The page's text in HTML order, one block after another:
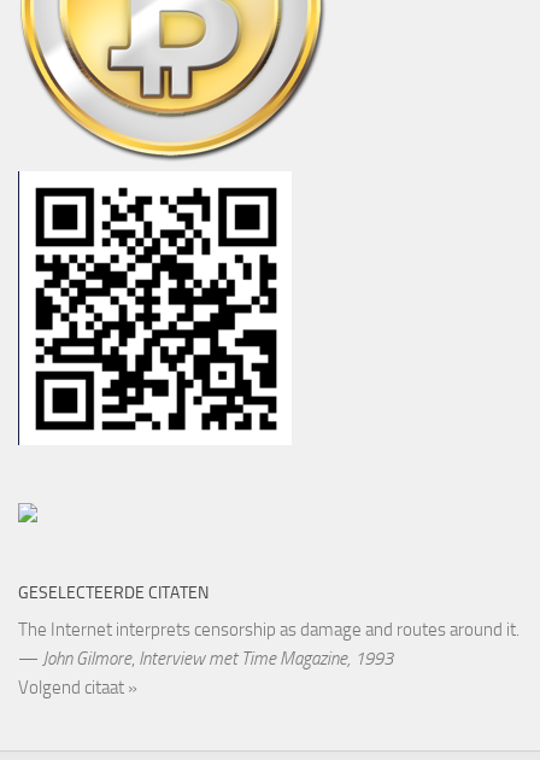
GESELECTEERDE CITATEN
The Internet interprets censorship as damage and routes around it.
— John Gilmore, Interview met Time Magazine, 1993
Volgend citaat »